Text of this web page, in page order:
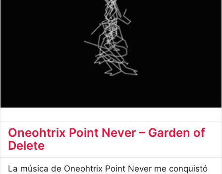
Oneohtrix Point Never – Garden of
Delete
La música de Oneohtrix Point Never me conquistó